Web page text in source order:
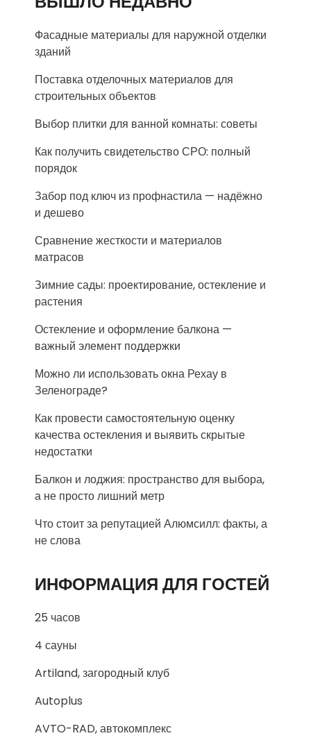
Фасадные материалы для наружной отделки
зданий
Поставка отделочных материалов для
строительных объектов
Выбор плитки для ванной комнаты: советы
Как получить свидетельство СРО: полный
порядок
Забор под ключ из профнастила — надёжно
и дешево
Сравнение жесткости и материалов
матрасов
Зимние сады: проектирование, остекление и
растения
Остекление и оформление балкона —
важный элемент поддержки
Можно ли использовать окна Рехау в
Зеленограде?
Как провести самостоятельную оценку
качества остекления и выявить скрытые
недостатки
Балкон и лоджия: пространство для выбора,
а не просто лишний метр
Что стоит за репутацией Алюмсилл: факты, а
не слова
ИНФОРМАЦИЯ ДЛЯ ГОСТЕЙ
25 часов
4 сауны
Artiland, загородный клуб
Autoplus
AVTO-RAD, автокомплекс